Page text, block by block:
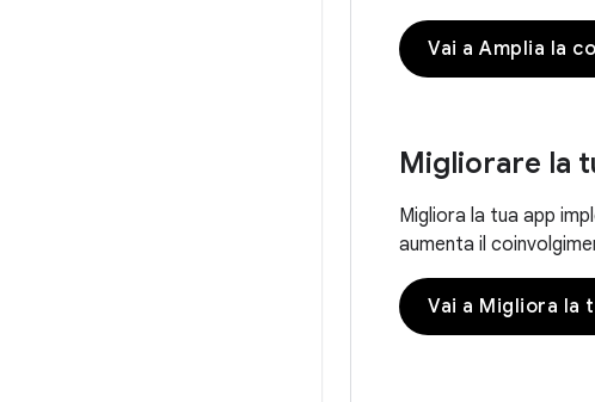
Vai a Amplia la
Migliorare la
Migliora la tua app
aumenta il
Vai a Migliora la